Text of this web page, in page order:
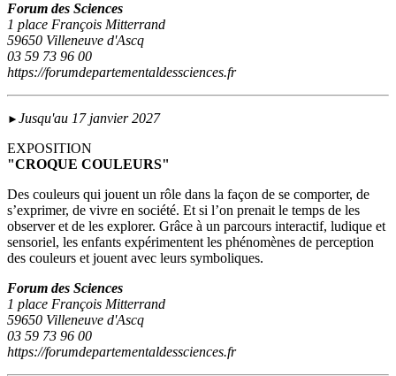
Forum des Sciences
1 place François Mitterrand
59650 Villeneuve d'Ascq
03 59 73 96 00
https://forumdepartementaldessciences.fr
► Jusqu'au 17 janvier 2027
EXPOSITION
"CROQUE COULEURS"
Des couleurs qui jouent un rôle dans la façon de se comporter, de
s’exprimer, de vivre en société. Et si l’on prenait le temps de les
observer et de les explorer. Grâce à un parcours interactif, ludique et
sensoriel, les enfants expérimentent les phénomènes de perception
des couleurs et jouent avec leurs symboliques.
Forum des Sciences
1 place François Mitterrand
59650 Villeneuve d'Ascq
03 59 73 96 00
https://forumdepartementaldessciences.fr